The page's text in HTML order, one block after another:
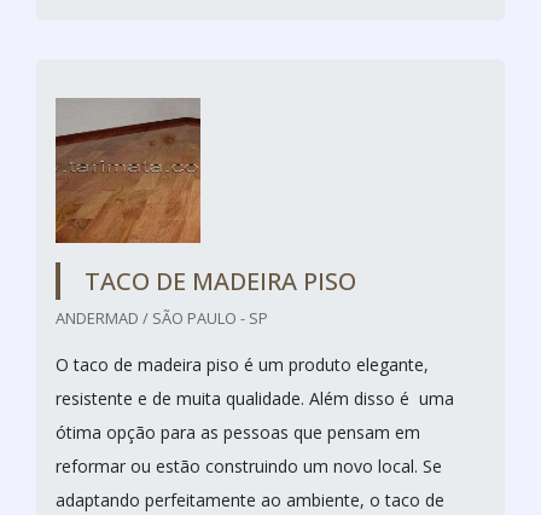
TACO DE MADEIRA PISO
ANDERMAD / SÃO PAULO - SP
O taco de madeira piso é um produto elegante,
resistente e de muita qualidade. Além disso é uma
ótima opção para as pessoas que pensam em
reformar ou estão construindo um novo local. Se
adaptando perfeitamente ao ambiente, o taco de